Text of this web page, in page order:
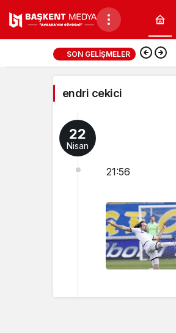
endri
cekici
Haberleri
SON GELIŞMELER
endri cekici
22
Nisan
21:56